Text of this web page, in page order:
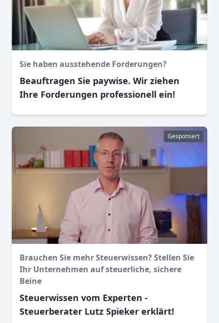
Sie haben ausstehende Forderungen?
Beauftragen Sie paywise. Wir ziehen
Ihre Forderungen professionell ein!
Gesponsert
Brauchen Sie mehr Steuerwissen? Stellen Sie
Ihr Unternehmen auf steuerliche, sichere
Beine
Steuerwissen vom Experten -
Steuerberater Lutz Spieker erklärt!